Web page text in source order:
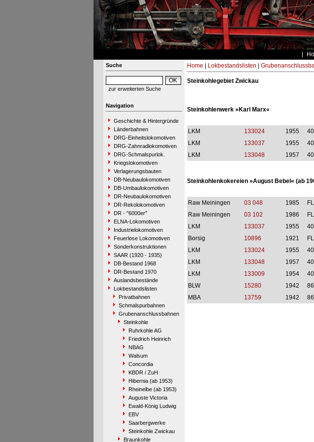
Suche
zur erweiterten Suche
Navigation
Geschichte & Hintergründe
Länderbahnen
DRG-Einheitslokomotiven
DRG-Zahnradlokomotiven
DRG-Schmalspurlok.
Kriegslokomotiven
Verlagerungsbauten
DB-Neubaulokomotiven
DB-Umbaulokomotiven
DR-Neubaulokomotiven
DR-Rekolokomotiven
DR - "6000er"
ELNA-Lokomotiven
Industrielokomotiven
Feuerlose Lokomotiven
Sonderkonstruktionen
SAAR (1920 - 1935)
DB-Bestand 1968
DR-Bestand 1970
Auslandsbestände
Lokbestandslisten
Privatbahnen
Schmalspurbahnen
Grubenanschlussbahnen
Steinkohle
Ruhrkohle AG
Friedrich Heinrich
NBAG
Walsum
Concordia
KBDR / ZuH
Hibernia (ab 1953)
Rheinelbe (ab 1953)
Auguste Victoria
Ewald-König Ludwig
EBV
Saarbergwerke
Steinkohle Zwickau
Braunkohle
Home Lokbestandslisten
Steinkohlegebiet Zwickau
Steinkohlenwerk »Karl Marx«
LKM 133024 1955
LKM
133037 1955
LKM
133048 1957
Steinkohlenkokereien »August Bebel« (ab
Raw Meiningen 03 048 1985
Raw Meiningen
03 102 1986
LKM
133037 1955
Borsig
10896 1921 FL
LKM
133024 1955
LKM
133048 1957
LKM
133009 1954
BLW
15280 1942
MBA
13759 1942 86